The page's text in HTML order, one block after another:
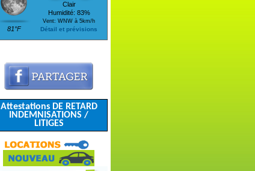
81°F
Clair
Humidité: 83%
Vent: WNW à 5km/h
Détail et prévisions
Attestations DE RETARD
INDEMNISATIONS /
LITIGES